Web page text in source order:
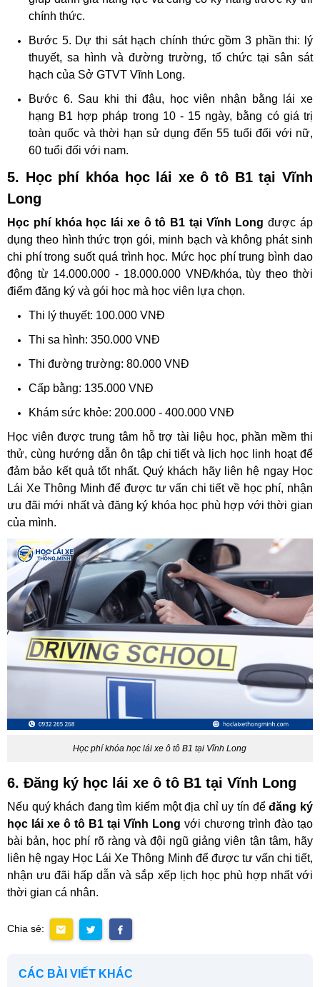
chính thức.
Bước 5. Dự thi sát hạch chính thức gồm 3 phần thi: lý
thuyết, sa hình và đường trường, tổ chức tại sân sát
hạch của Sở GTVT Vĩnh Long.
Bước 6. Sau khi thi đậu, học viên nhận bằng lái xe
hạng B1 hợp pháp trong 10 - 15 ngày, bằng có giá trị
toàn quốc và thời hạn sử dụng đến 55 tuổi đối với nữ,
60 tuổi đối với nam.
5. Học phí khóa học lái xe ô tô B1 tại Vĩnh
Long
Học phí khóa học lái xe ô tô B1 tại Vĩnh Long được áp
dụng theo hình thức trọn gói, minh bạch và không phát sinh
chi phí trong suốt quá trình học. Mức học phí trung bình dao
động từ 14.000.000 - 18.000.000 VNĐ/khóa, tùy theo thời
điểm đăng ký và gói học mà học viên lựa chọn.
Thi lý thuyết: 100.000 VNĐ
Thi sa hình: 350.000 VNĐ
Thi đường trường: 80.000 VNĐ
Cấp bằng: 135.000 VNĐ
Khám sức khỏe: 200.000 - 400.000 VNĐ
Học viên được trung tâm hỗ trợ tài liệu học, phần mềm thi
thử, cùng hướng dẫn ôn tập chi tiết và lịch học linh hoạt để
đảm bảo kết quả tốt nhất. Quý khách hãy liên hệ ngay Học
Lái Xe Thông Minh để được tư vấn chi tiết về học phí, nhận
ưu đãi mới nhất và đăng ký khóa học phù hợp với thời gian
của mình.
Học phí khóa học lái xe ô tô B1 tại Vĩnh Long
6. Đăng ký học lái xe ô tô B1 tại Vĩnh Long
Nếu quý khách đang tìm kiếm một địa chỉ uy tín đểđăng ký
học lái xe ô tô B1 tại Vĩnh Long với chương trình đào tạo
bài bản, học phí rõ ràng và đội ngũ giảng viên tận tâm, hãy
liên hệ ngay Học Lái Xe Thông Minh để được tư vấn chi tiết,
nhận ưu đãi hấp dẫn và sắp xếp lịch học phù hợp nhất với
thời gian cá nhân.
Chia sẻ:
CÁC BÀI VIẾT KHÁC